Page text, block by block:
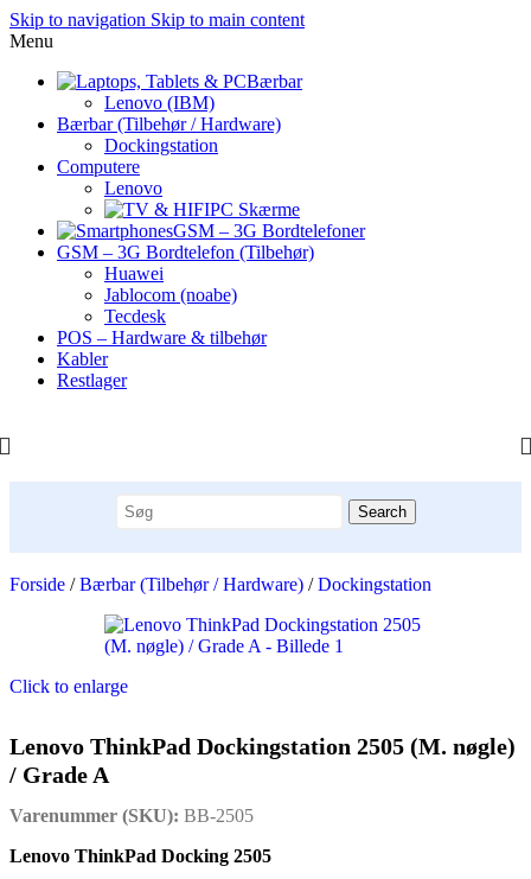
Skip to navigation Skip to main content
Menu
Bærbar
Lenovo (IBM)
Bærbar (Tilbehør / Hardware)
Dockingstation
Computere
Lenovo
PC Skærme
GSM – 3G Bordtelefoner
GSM – 3G Bordtelefon (Tilbehør)
Huawei
Jablocom (noabe)
Tecdesk
POS – Hardware & tilbehør
Kabler
Restlager
Search
Forside / Bærbar (Tilbehør / Hardware) / Dockingstation
Click to enlarge
Lenovo ThinkPad Dockingstation 2505 (M. nøgle)
/ Grade A
Varenummer (SKU): BB-2505
Lenovo ThinkPad Docking 2505